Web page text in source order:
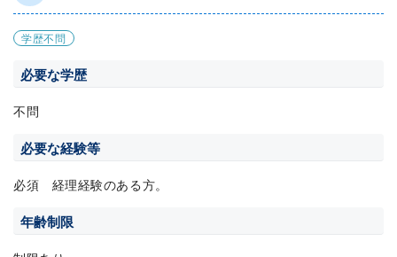
学歴不問
必要な学歴
不問
必要な経験等
必須 経理経験のある方。
年齢制限